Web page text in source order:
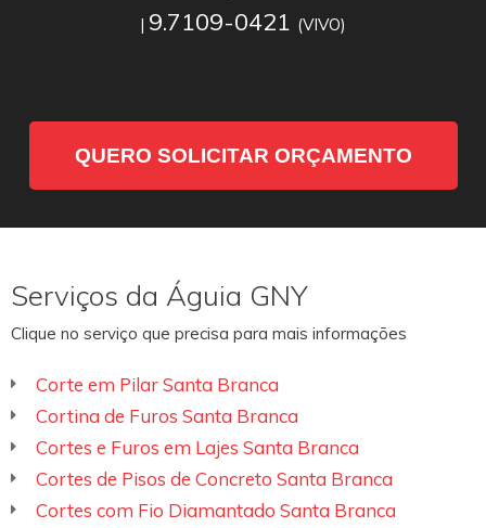
| 9.7109-0421 (VIVO)
QUERO SOLICITAR ORÇAMENTO
Serviços da Águia GNY
Clique no serviço que precisa para mais informações
Corte em Pilar Santa Branca
Cortina de Furos Santa Branca
Cortes e Furos em Lajes Santa Branca
Cortes de Pisos de Concreto Santa Branca
Cortes com Fio Diamantado Santa Branca